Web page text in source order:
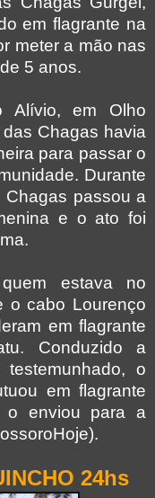
em flagrante na
meter a mão nas
5 anos.
Alívio, em Olho
das Chagas havia
para passar o
Durante
Chagas passou a
e o ato foi
estava no
o cabo Lourenço
em flagrante
Conduzido a
o
em flagrante
o enviou para a
24hs